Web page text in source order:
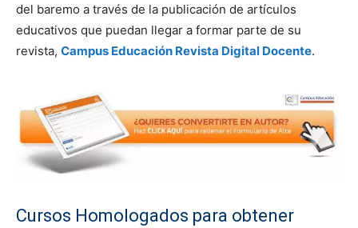
del baremo a través de la publicación de artículos
educativos que puedan llegar a formar parte de su
revista, Campus Educación Revista Digital Docente.
Cursos Homologados para obtener